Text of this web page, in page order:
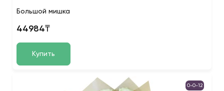
Большой мишка
44984₸
Купить
0-0-12